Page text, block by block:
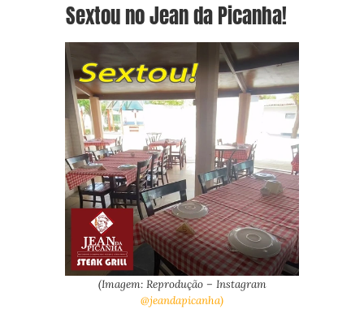
Sextou no Jean da Picanha!
(Imagem: Reprodução – Instagram
@jeandapicanha)